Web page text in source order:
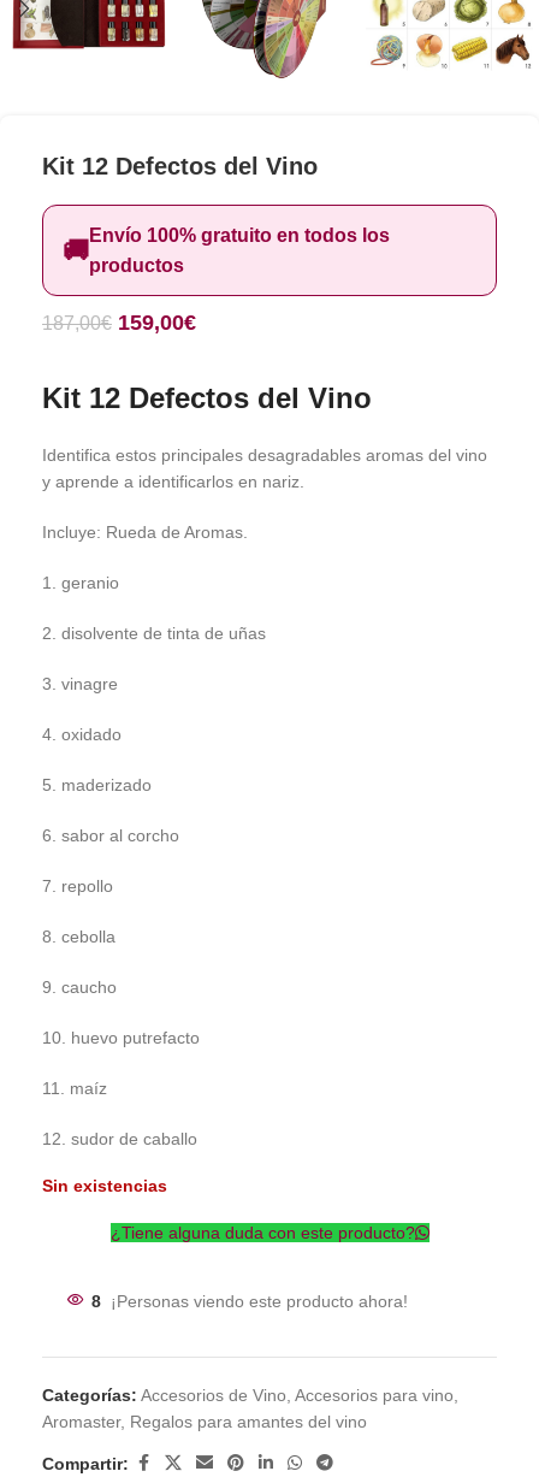
Kit 12 Defectos del Vino
🚚Envío 100% gratuito en todos los
productos
187,00€ 159,00€
Kit 12 Defectos del Vino
Identifica estos principales desagradables aromas del vino
y aprende a identificarlos en nariz.
Incluye: Rueda de Aromas.
1. geranio
2. disolvente de tinta de uñas
3. vinagre
4. oxidado
5. maderizado
6. sabor al corcho
7. repollo
8. cebolla
9. caucho
10. huevo putrefacto
11. maíz
12. sudor de caballo
Sin existencias
¿Tiene alguna duda con este producto?
8 ¡Personas viendo este producto ahora!
Categorías: Accesorios de Vino Accesorios para vino
Aromaster, Regalos para amantes del vino
Compartir: